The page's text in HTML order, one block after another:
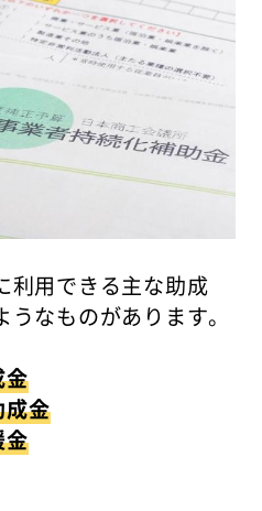
利用できる主な助成
なものがあります。
金